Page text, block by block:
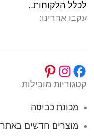
לכלל הלקוחות..
עקבו אחרינו:
קטגוריות מובילות
מכונת כביסה
מוצרים חדשים באתר